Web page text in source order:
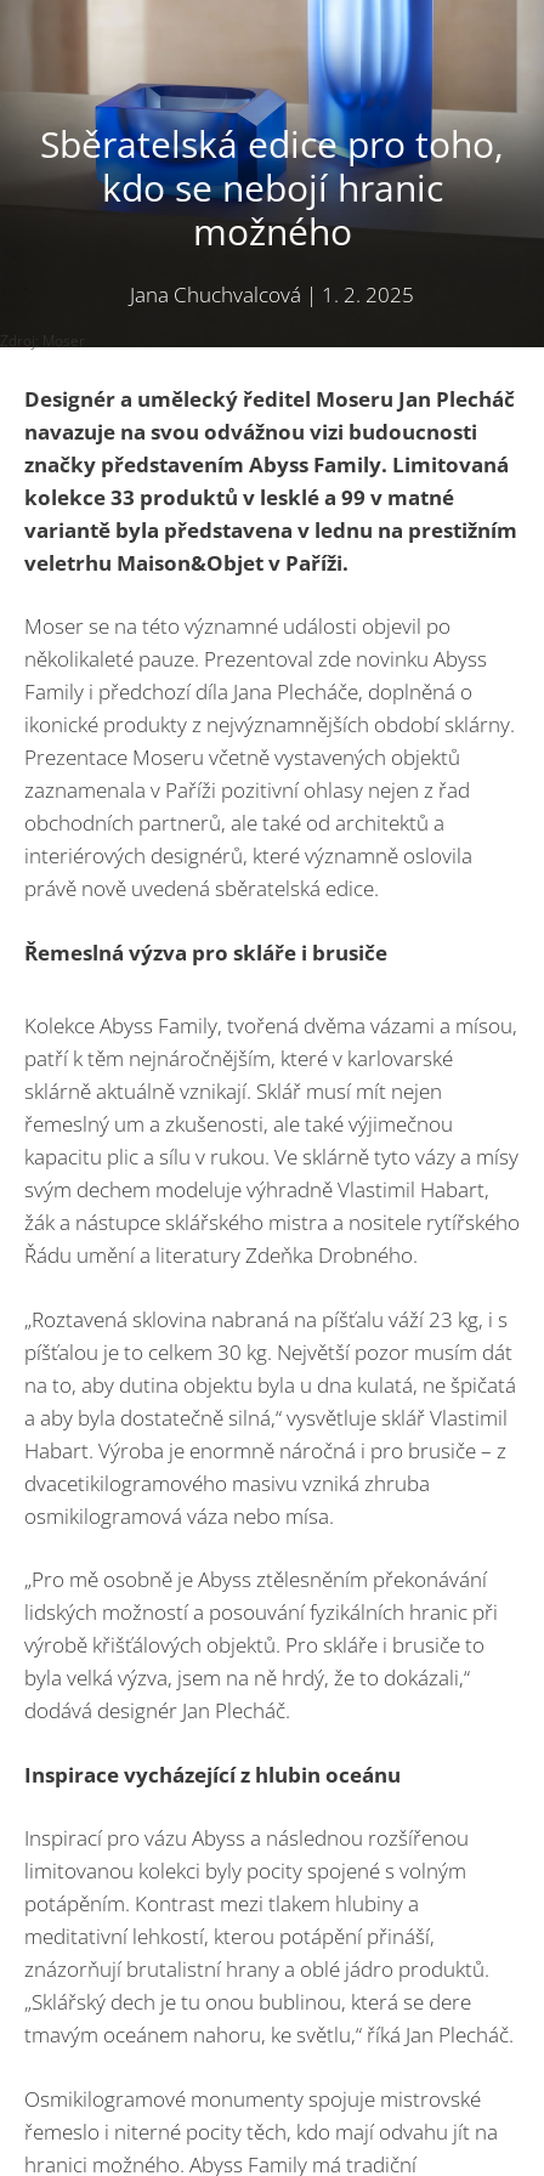
Sběratelská edice pro toho,
kdo se nebojí hranic
možného
Jana Chuchvalcová | 1. 2. 2025
Zdroj: Moser
Designér a umělecký ředitel Moseru Jan Plecháč
navazuje na svou odvážnou vizi budoucnosti
značky představením Abyss Family. Limitovaná
kolekce 33 produktů v lesklé a 99 v matné
variantě byla představena v lednu na prestižním
veletrhu Maison&Objet v Paříži.
Moser se na této významné události objevil po
několikaleté pauze. Prezentoval zde novinku Abyss
Family i předchozí díla Jana Plecháče, doplněná o
ikonické produkty z nejvýznamnějších období sklárny.
Prezentace Moseru včetně vystavených objektů
zaznamenala v Paříži pozitivní ohlasy nejen z řad
obchodních partnerů, ale také od architektů a
interiérových designérů, které významně oslovila
právě nově uvedená sběratelská edice.
Řemeslná výzva pro skláře i brusiče
Kolekce Abyss Family, tvořená dvěma vázami a mísou,
patří k těm nejnáročnějším, které v karlovarské
sklárně aktuálně vznikají. Sklář musí mít nejen
řemeslný um a zkušenosti, ale také výjimečnou
kapacitu plic a sílu v rukou. Ve sklárně tyto vázy a mísy
svým dechem modeluje výhradně Vlastimil Habart,
žák a nástupce sklářského mistra a nositele rytířského
Řádu umění a literatury Zdeňka Drobného.
„Roztavená sklovina nabraná na píšťalu váží 23 kg, i s
píšťalou je to celkem 30 kg. Největší pozor musím dát
na to, aby dutina objektu byla u dna kulatá, ne špičatá
a aby byla dostatečně silná,“ vysvětluje sklář Vlastimil
Habart. Výroba je enormně náročná i pro brusiče – z
dvacetikilogramového masivu vzniká zhruba
osmikilogramová váza nebo mísa.
„Pro mě osobně je Abyss ztělesněním překonávání
lidských možností a posouvání fyzikálních hranic při
výrobě křišťálových objektů. Pro skláře i brusiče to
byla velká výzva, jsem na ně hrdý, že to dokázali,“
dodává designér Jan Plecháč.
Inspirace vycházející z hlubin oceánu
Inspirací pro vázu Abyss a následnou rozšířenou
limitovanou kolekci byly pocity spojené s volným
potápěním. Kontrast mezi tlakem hlubiny a
meditativní lehkostí, kterou potápění přináší,
znázorňují brutalistní hrany a oblé jádro produktů.
„Sklářský dech je tu onou bublinou, která se dere
tmavým oceánem nahoru, ke světlu,“ říká Jan Plecháč.
Osmikilogramové monumenty spojuje mistrovské
řemeslo i niterné pocity těch, kdo mají odvahu jít na
hranici možného. Abyss Family má tradiční